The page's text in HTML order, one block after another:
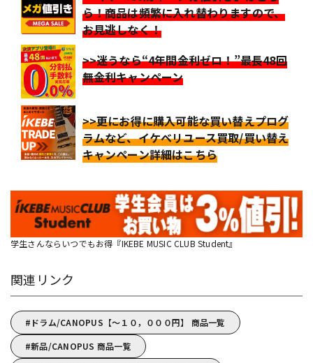
ら！商品は頻繁に入れ替わりますので、
お見逃しなく！
>>迷うなら“4年間金利ゼロ！”最長48回
無金利キャンペーン
>>更にお得に購入可能な買い替えプログ
ラムなど、イケベリユース買取/買い替え
キャンペーン詳細はこちら
学生さんならいつでもお得『IKEBE MUSIC CLUB Student』
関連リンク
ドラム/CANOPUS【～１０，０００円】 商品一覧
新品/CANOPUS 商品一覧